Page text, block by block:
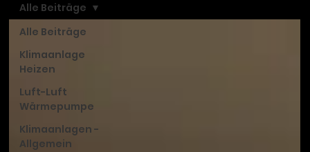
Alle Beiträge
Klimaanlage
Heizen
Luft-Luft
Wärmepumpe
Klimaanlagen -
Allgemein
Alle Beiträge